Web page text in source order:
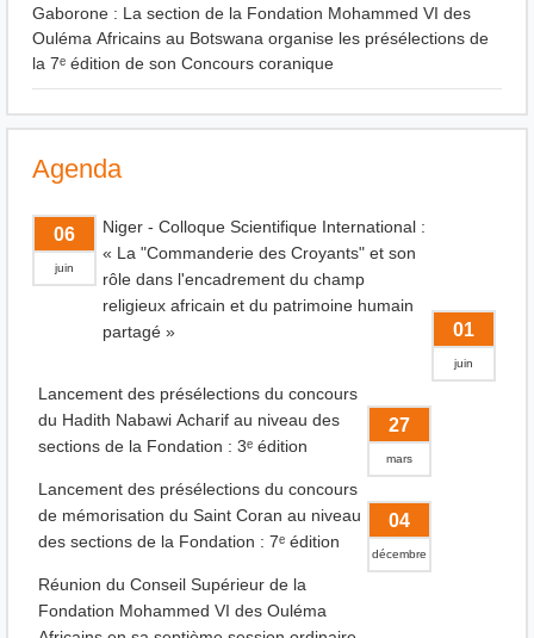
Gaborone : La section de la Fondation Mohammed VI des
Ouléma Africains au Botswana organise les présélections de
la 7ᵉ édition de son Concours coranique
Agenda
06
juin
Niger - Colloque Scientifique International :
« La "Commanderie des Croyants" et son
rôle dans l'encadrement du champ
religieux africain et du patrimoine humain
partagé »
01
juin
Lancement des présélections du concours
du Hadith Nabawi Acharif au niveau des
sections de la Fondation : 3ᵉ édition
27
mars
Lancement des présélections du concours
de mémorisation du Saint Coran au niveau
des sections de la Fondation : 7ᵉ édition
04
décembre
Réunion du Conseil Supérieur de la
Fondation Mohammed VI des Ouléma